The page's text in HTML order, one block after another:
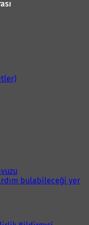
bulabileceği yer